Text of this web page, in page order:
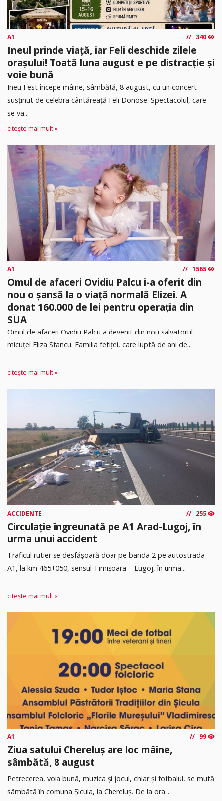
A1 340
Ineul prinde viață, iar Feli deschide zilele
orașului! Toată luna august e pe distracție și
voie bună
Ineu Fest începe mâine, sâmbătă, 8 august, cu un concert
susținut de celebra cântăreață Feli Donose. Spectacolul, care
se va...
citește mai mult »
A1 1565
Omul de afaceri Ovidiu Palcu i-a oferit din
nou o șansă la o viață normală Elizei. A
donat 160.000 de lei pentru operația din
SUA
Omul de afaceri Ovidiu Palcu a devenit din nou salvatorul
micuței Eliza Stancu. Familia fetiței, care luptă de ani de...
citește mai mult »
ACCIDENTE 255
Circulație îngreunată pe A1 Arad-Lugoj, în
urma unui accident
Traficul rutier se desfășoară doar pe banda 2 pe autostrada
A1, la km 465+050, sensul Timişoara – Lugoj, în urma...
citește mai mult »
A1 99
Ziua satului Chereluș are loc mâine,
sâmbătă, 8 august
Petrecerea, voia bună, muzica și jocul, chiar și fotbalul, se mută
sâmbătă în comuna Șicula, la Chereluș. De la ora...